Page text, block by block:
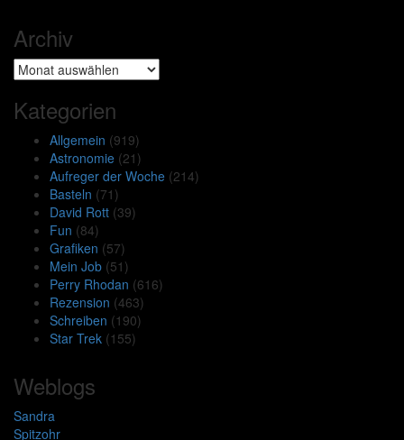
Archiv
Archiv
Kategorien
Allgemein (919)
Astronomie (21)
Aufreger der Woche (214)
Basteln (71)
David Rott (39)
Fun (84)
Grafiken (57)
Mein Job (51)
Perry Rhodan (616)
Rezension (463)
Schreiben (190)
Star Trek (155)
Weblogs
Sandra
Spitzohr